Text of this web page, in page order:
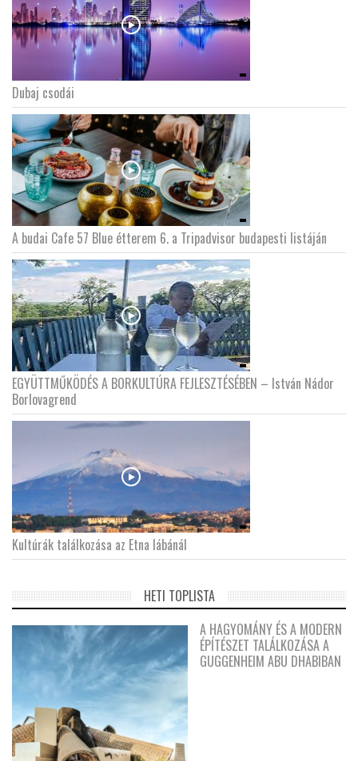
Dubaj csodái
A budai Cafe 57 Blue étterem 6. a Tripadvisor budapesti listáján
EGYÜTTMŰKÖDÉS A BORKULTÚRA FEJLESZTÉSÉBEN – István Nádor
Borlovagrend
Kultúrák találkozása az Etna lábánál
HETI TOPLISTA
A HAGYOMÁNY ÉS A MODERN
ÉPÍTÉSZET TALÁLKOZÁSA A
GUGGENHEIM ABU DHABIBAN